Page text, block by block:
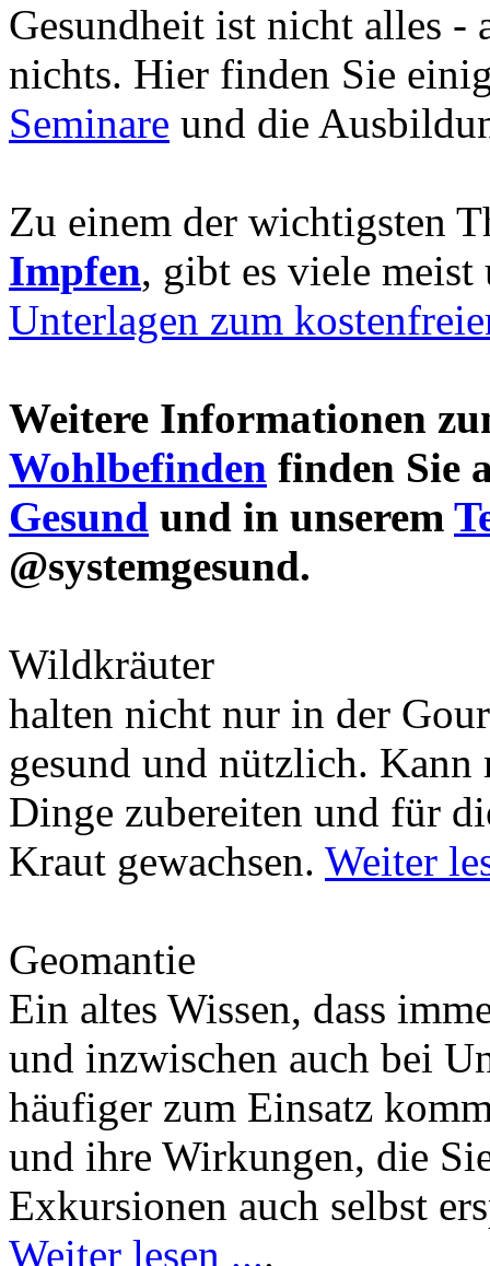
Gesundheit ist nicht alles -
nichts. Hier finden Sie
Seminare und die
Zu einem der wichtigsten
Impfen, gibt es viele
Unterlagen zum
Weitere Informationen
Wohlbefinden finden Sie
Gesund und in unserem
@systemgesund.
Wildkräuter
halten nicht nur in der
gesund und nützlich.
Dinge zubereiten und für
Kraut gewachsen. Weiter
Geomantie
Ein altes Wissen, dass
und inzwischen auch bei
häufiger zum Einsatz
und ihre Wirkungen, die
Exkursionen auch selbst
Weiter lesen ....